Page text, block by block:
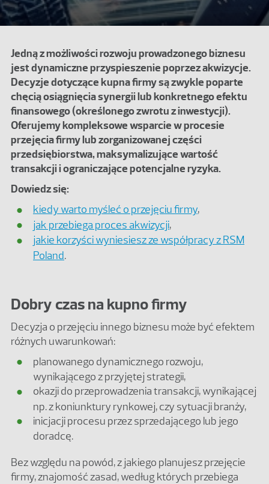
Jedną z możliwości rozwoju prowadzonego biznesu
jest dynamiczne przyspieszenie poprzez akwizycje.
Decyzje dotyczące kupna firmy są zwykle poparte
chęcią osiągnięcia synergii lub konkretnego efektu
finansowego (określonego zwrotu z inwestycji).
Oferujemy kompleksowe wsparcie w procesie
przejęcia firmy lub zorganizowanej części
przedsiębiorstwa, maksymalizujące wartość
transakcji i ograniczające potencjalne ryzyka.
Dowiedz się:
kiedy warto myśleć o przejęciu firmy,
jak przebiega proces akwizycji,
jakie korzyści wyniesiesz ze współpracy z RSM
Poland.
Dobry czas na kupno firmy
Decyzja o przejęciu innego biznesu może być efektem
różnych uwarunkowań:
planowanego dynamicznego rozwoju,
wynikającego z przyjętej strategii,
okazji do przeprowadzenia transakcji, wynikającej
np. z koniunktury rynkowej, czy sytuacji branży,
inicjacji procesu przez sprzedającego lub jego
doradcę.
Bez względu na powód, z jakiego planujesz przejęcie
firmy, znajomość zasad, według których przebiega